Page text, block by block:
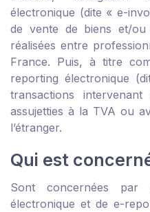
électronique (dite « e-
de vente de biens et/ou
réalisées entre
France. Puis, à titre
reporting électronique
transactions
assujetties à la TVA ou
l’étranger.
Qui est
Sont concernées par
électronique et de e-